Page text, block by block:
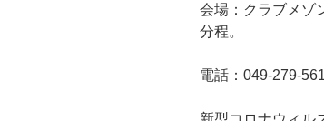
会場：クラブメゾ
分程。
電話：049-279-